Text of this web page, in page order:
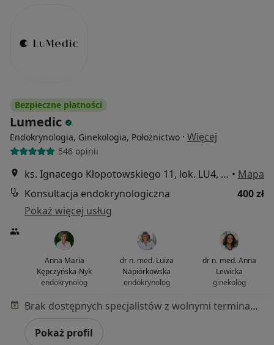
Bezpieczne płatności
Lumedic
Endokrynologia, Ginekologia, Położnictwo · Więcej
546 opinii
ks. Ignacego Kłopotowskiego 11, lok. LU4, Warszawa • Mapa
Konsultacja endokrynologiczna
400 zł
Pokaż więcej usług
Anna Maria
Kępczyńska-Nyk
endokrynolog
dr n. med. Luiza
Napiórkowska
endokrynolog
dr n. med. Anna
Lewicka
ginekolog
Brak dostępnych specjalistów z wolnymi terminami w tym centrum medycznym.
Pokaż profil